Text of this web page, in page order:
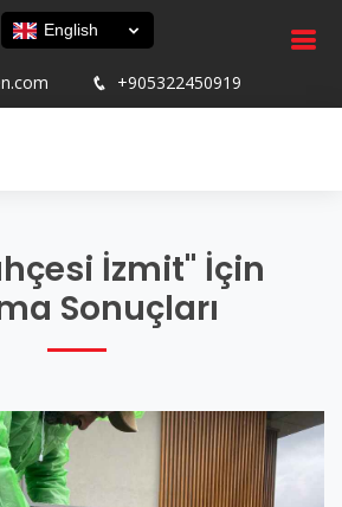
English
+905322450919
İzmit" İçin
Sonuçları